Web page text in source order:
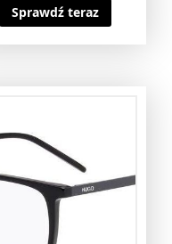
Sprawdź teraz